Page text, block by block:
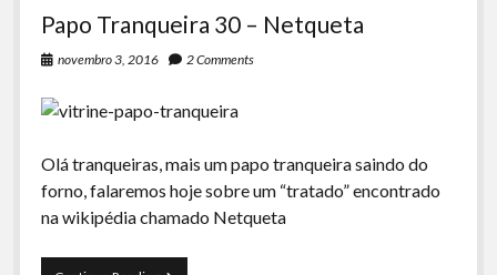
Komos
Boca do Lixo
Rachão na Beira do RIo
Arquivo CDR
Mateus Mantoan
Rafael Almeida
Papo Tranqueira 30 – Netqueta
novembro 3, 2016 2 Comments
Olá tranqueiras, mais um papo tranqueira saindo do
forno, falaremos hoje sobre um “tratado” encontrado
na wikipédia chamado Netqueta